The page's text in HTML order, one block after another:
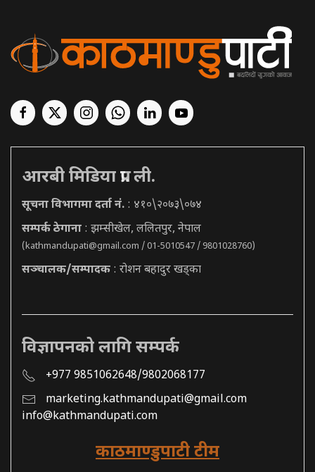
आरबी मिडिया प्रा. ली.
सूचना विभागमा दर्ता नं. : ४१०\२०७३\०७४
सम्पर्क ठेगाना : झम्सीखेल, ललितपुर, नेपाल
(kathmandupati@gmail.com / 01-5010547 / 9801028760)
सञ्चालक/सम्पादक : रोशन बहादुर खड्का
विज्ञापनको लागि सम्पर्क
+977 9851062648/9802068177
marketing.kathmandupati@gmail.com
info@kathmandupati.com
काठमाण्डुपाटी टीम